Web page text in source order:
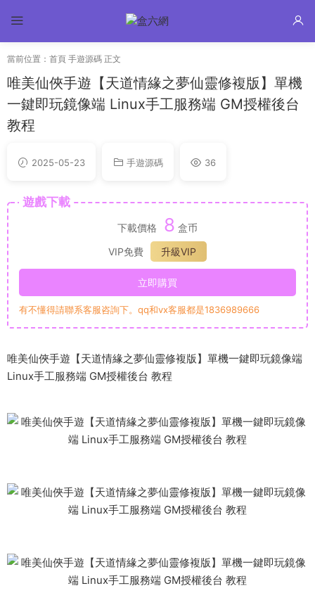
當前位置： 首頁 手遊源碼 正文
唯美仙俠手遊【天道情緣之夢仙靈修複版】單機
一鍵即玩鏡像端 Linux手工服務端 GM授權後台
教程
2025-05-23 手遊源碼 36
遊戲下載
下載價格 8 盒币
VIP免費
升級VIP
立即購買
有不懂得請聯系客服咨詢下。qq和vx客服都是1836989666
唯美仙俠手遊【天道情緣之夢仙靈修複版】單機一鍵即玩鏡像端
Linux手工服務端 GM授權後台 教程